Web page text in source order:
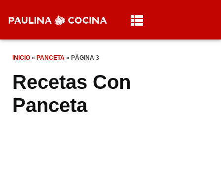
INICIO » PANCETA » PÁGINA 3
Recetas Con
Panceta